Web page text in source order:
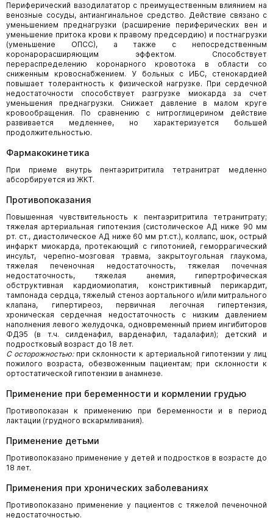
Периферический вазодилататор с преимущественным влиянием на
венозные сосуды, антиангинальное средство. Действие связано с
уменьшением преднагрузки (расширение периферических вен и
уменьшение притока крови к правому предсердию) и постнагрузки
(уменьшение ОПСС), а также с непосредственным
коронарорасширяющим эффектом. Способствует
перераспределению коронарного кровотока в области со
сниженным кровоснабжением. У больных с ИБС, стенокардией
повышает толерантность к физической нагрузке. При сердечной
недостаточности способствует разгрузке миокарда за счет
уменьшения преднагрузки. Снижает давление в малом круге
кровообращения. По сравнению с нитроглицерином действие
развивается медленнее, но характеризуется большей
продолжительностью.
Фармакокинетика
При приеме внутрь пентаэритритила тетранитрат медленно
абсорбируется из ЖКТ.
Противопоказания
Повышенная чувствительность к пентаэритритила тетранитрату;
тяжелая артериальная гипотензия (систолическое АД ниже 90 мм
рт. ст., диастолическое АД ниже 60 мм рт.ст.), коллапс, шок, острый
инфаркт миокарда, протекающий с гипотонией, геморрагический
инсульт, черепно-мозговая травма, закрытоугольная глаукома,
тяжелая печеночная недостаточность, тяжелая почечная
недостаточность, тяжелая анемия, гипертрофическая
обструктивная кардиомиопатия, констриктивный перикардит,
тампонада сердца, тяжелый стеноз аортального и/или митрального
клапана, гипертиреоз, первичная легочная гипертензия,
хроническая сердечная недостаточность с низким давлением
наполнения левого желудочка, одновременный прием ингибиторов
ФДЭ5 (в т.ч. силденафил, варденафил, тадалафил); детский и
подростковый возраст до 18 лет.
С осторожностью:при склонности к артериальной гипотензии у лиц
пожилого возраста, обезвоженным пациентам; при склонности к
ортостатической гипотензии в анамнезе.
Применение при беременности и кормлении грудью
Противопоказан к применению при беременности и в период
лактации (грудного вскармливания).
Применение детьми
Противопоказано применение у детей и подростков в возрасте до
18 лет.
Применения при хронических заболеваниях
Противопоказано применение у пациентов с тяжелой печеночной
недостаточностью.